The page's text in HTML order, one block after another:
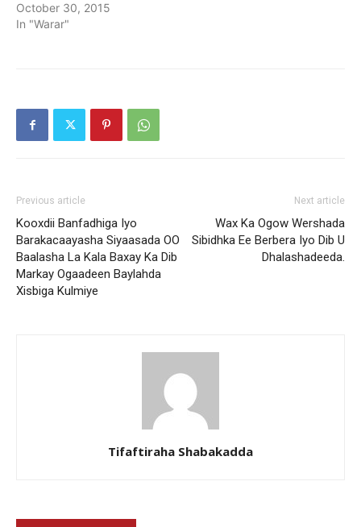
October 30, 2015
In "Warar"
Previous article
Kooxdii Banfadhiga Iyo
Barakacaayasha Siyaasada OO
Baalasha La Kala Baxay Ka Dib
Markay Ogaadeen Baylahda
Xisbiga Kulmiye
Next article
Wax Ka Ogow Wershada
Sibidhka Ee Berbera Iyo Dib U
Dhalashadeeda.
Tifaftiraha Shabakadda